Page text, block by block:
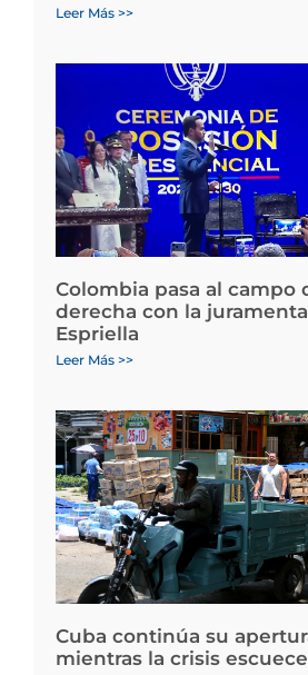
Leer Más >>
Colombia pasa al campo
derecha con la
Espriella
Leer Más >>
Cuba continúa su
mientras la crisis